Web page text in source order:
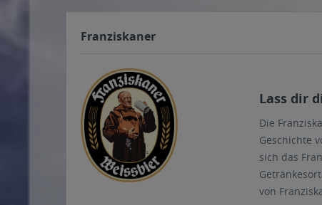
Franziskaner
Lass dir
Die
Geschichte
sich das
von